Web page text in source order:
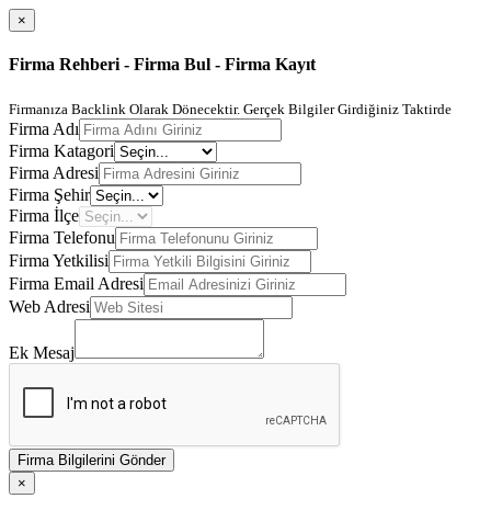
×
Firma Rehberi - Firma Bul - Firma Kayıt
Firmanıza Backlink Olarak Dönecektir. Gerçek Bilgiler Girdiğiniz Taktirde
Firma Adı
Firma Katagori
Firma Adresi
Firma Şehir
Firma İlçe
Firma Telefonu
Firma Yetkilisi
Firma Email Adresi
Web Adresi
Ek Mesaj
Firma Bilgilerini Gönder
×